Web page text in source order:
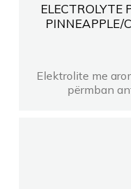
ELECTROLYTE
PINNEAPPLE/
Elektrolite me
përmban